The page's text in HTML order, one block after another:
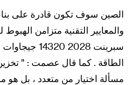
الصين سوف تكون قادرة على
والمعايير التقنية متزامن
سبرينت 2028
الطاقة . كما قال عصمت : "
مسألة اختيار من متعدد ، بل هو